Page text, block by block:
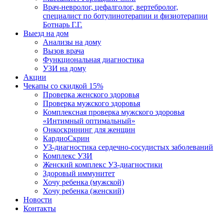
Врач-невролог, цефалголог, вертебролог,
специалист по ботулинотерапии и физиотерапии
Ботнарь Г.Г.
Выезд на дом
Анализы на дому
Вызов врача
Функциональная диагностика
УЗИ на дому
Акции
Чекапы со скидкой 15%
Проверка женского здоровья
Проверка мужского здоровья
Комплексная проверка мужского здоровья
«Интимный оптимальный»
Онкоcкрининг для женщин
КардиоСкрин
УЗ-диагностика сердечно-сосудистых заболеваний
Комплекс УЗИ
Женский комплекс УЗ-диагностики
Здоровый иммунитет
Хочу ребенка (мужской)
Хочу ребенка (женский)
Новости
Контакты